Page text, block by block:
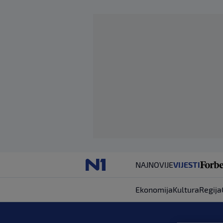
NAJNOVIJEVIJESTI
EkonomijaKulturaRegija